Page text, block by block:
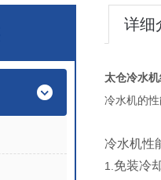
详细
太仓冷水
冷水机的
冷水机性
1. 免装冷